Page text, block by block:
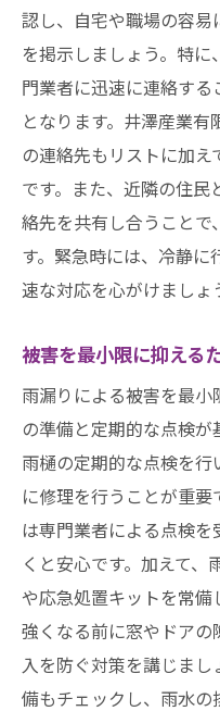
認し、自宅や職場の容易
を掲示しましょう。特
門業者に迅速に連絡す
となります。井澤産業
の連絡先もリストに加
です。また、近隣の住民
絡先を共有し合うことで
す。緊急時には、冷静
速な対応を心がけましょ
被害を最小限に抑える
雨漏りによる被害を最
の準備と定期的な点検が
雨樋の定期的な点検を
に修理を行うことが重
は専門業者による点検
くと安心です。加えて
や応急処置キットを常備
強くなる前に窓やドア
入を防ぐ対策を講じま
備もチェックし、雨水の